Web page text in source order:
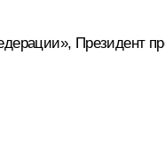
Президент